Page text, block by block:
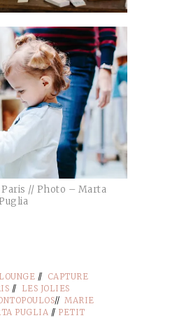
Paris // Photo – Marta
Puglia
//
CAPTURE
//
LES JOLIES
// MARIE
PUGLIA // PETIT